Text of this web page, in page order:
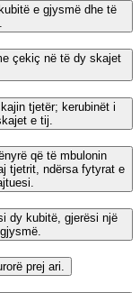
e gjysmë dhe të
çekiç në të dy skajet
tjetër; kerubinët i
e tij.
që të mbulonin
tjetrit, ndërsa fytyrat e
dy kubitë, gjerësi një
prej ari.